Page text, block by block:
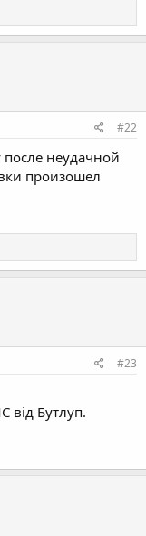
#22
неудачной
произошел
#23
від Бутлуп.